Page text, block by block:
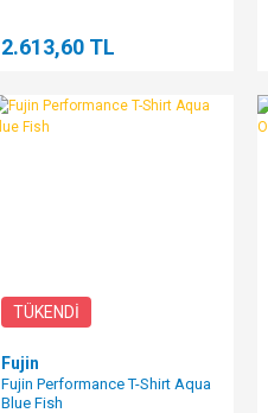
2.613,60 TL
TÜKENDİ
Fujin
Fujin Performance T-Shirt Aqua
Blue Fish